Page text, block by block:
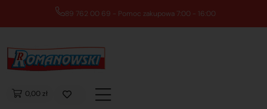
89 762 00 69 - Pomoc zakupowa 7:00 - 16:00
0,00 zł